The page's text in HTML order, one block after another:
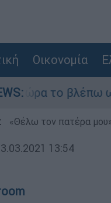
Οικονομία
το βλέπω ως
«Θέλω τον πατέρα
13:54